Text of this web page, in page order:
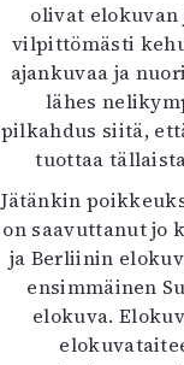
olivat elokuvan
vilpittömästi
ajankuvaa ja
lähes
pilkahdus siitä,
tuottaa
Jätänkin
on saavuttanut jo
ja Berliinin
ensimmäinen
elokuva.